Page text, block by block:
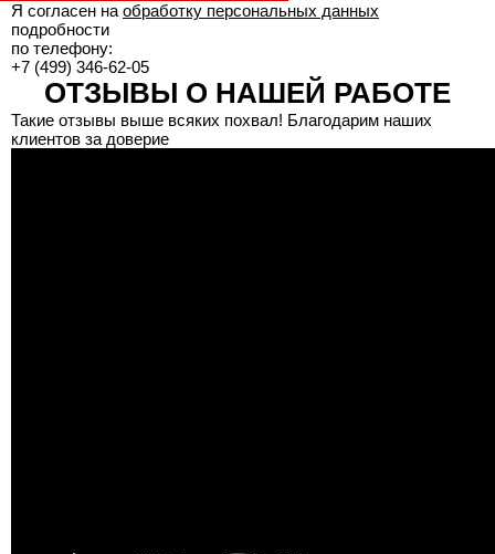
Я согласен на обработку персональных данных
подробности
по телефону:
+7 (499) 346-62-05
ОТЗЫВЫ О НАШЕЙ РАБОТЕ
Такие отзывы выше всяких похвал! Благодарим наших
клиентов за доверие